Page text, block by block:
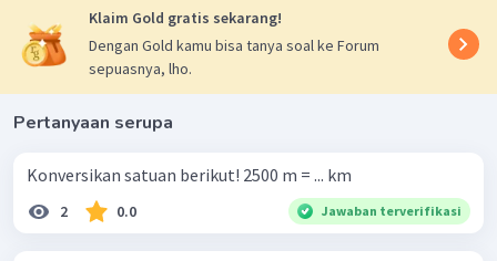
Klaim Gold gratis sekarang!
Dengan Gold kamu bisa tanya soal ke Forum
sepuasnya, lho.
Pertanyaan serupa
Konversikan satuan berikut! 2500 m = ... km
2 0.0 Jawaban terverifikasi